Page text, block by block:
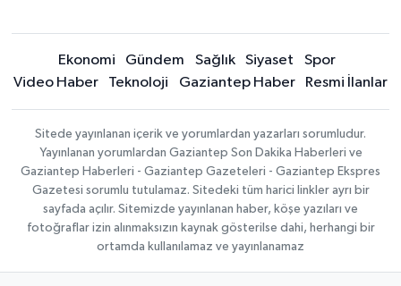
Ekonomi Gündem Sağlık Siyaset
Spor
Video Haber
Teknoloji Gaziantep Haber Resmi İlanlar
Sitede yayınlanan içerik ve yorumlardan yazarları sorumludur.
Yayınlanan yorumlardan Gaziantep Son Dakika Haberleri ve
Gaziantep Haberleri - Gaziantep Gazeteleri - Gaziantep Ekspres
Gazetesi sorumlu tutulamaz. Sitedeki tüm harici linkler ayrı bir
sayfada açılır. Sitemizde yayınlanan haber, köşe yazıları ve
fotoğraflar izin alınmaksızın kaynak gösterilse dahi, herhangi bir
ortamda kullanılamaz ve yayınlanamaz